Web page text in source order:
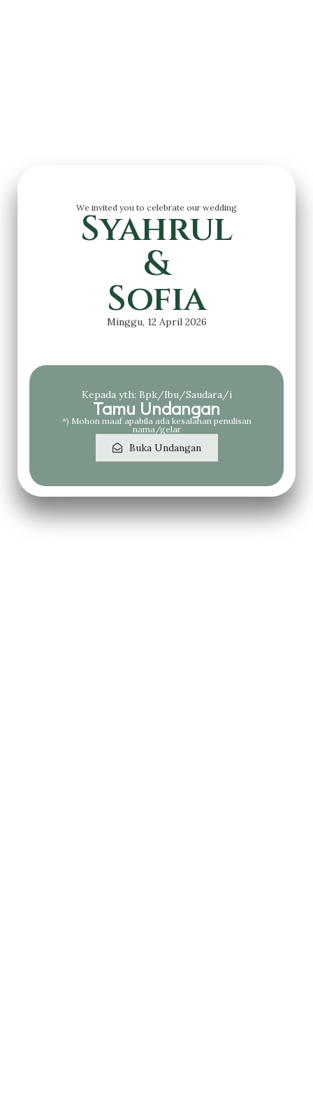
We invited you to celebrate our wedding
Syahrul
&
Sofia
Minggu, 12 April 2026
Kepada yth: Bpk/Ibu/Saudara/i
Tamu Undangan
*) Mohon maaf apabila ada kesalahan penulisan
nama/gelar
Buka Undangan